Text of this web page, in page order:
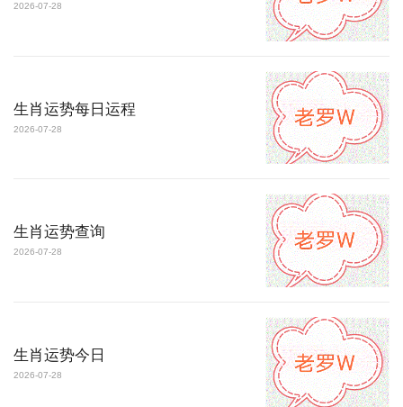
2026-07-28
生肖运势每日运程
2026-07-28
生肖运势查询
2026-07-28
生肖运势今日
2026-07-28